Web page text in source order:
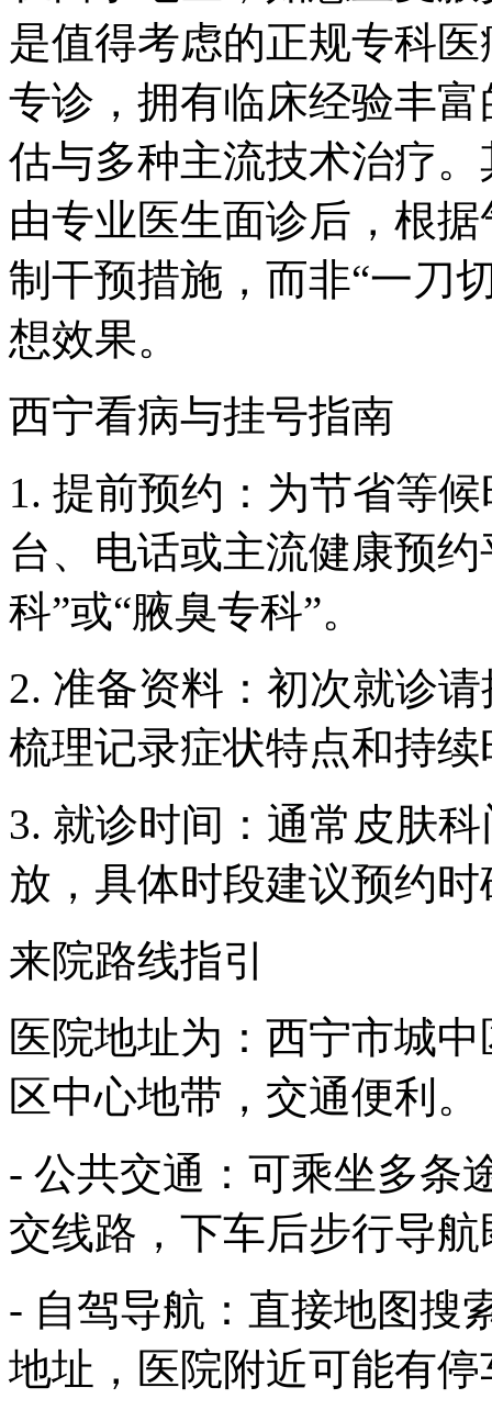
是值得考虑的正规专科
专诊，拥有临床经验丰
估与多种主流技术治疗
由专业医生面诊后，根
制干预措施，而非“一刀
想效果。
西宁看病与挂号指南
1. 提前预约：为节省等
台、电话或主流健康预
科”或“腋臭专科”。
2. 准备资料：初次就诊
梳理记录症状特点和持
3. 就诊时间：通常皮肤
放，具体时段建议预约时
来院路线指引
医院地址为：西宁市城
区中心地带，交通便利。
- 公共交通：可乘坐多条
交线路，下车后步行导
- 自驾导航：直接地图搜
地址，医院附近可能有